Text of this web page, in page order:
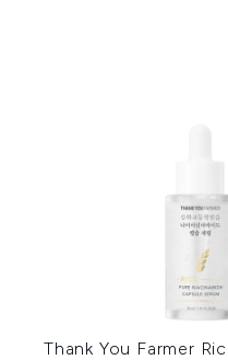
Thank You Farmer